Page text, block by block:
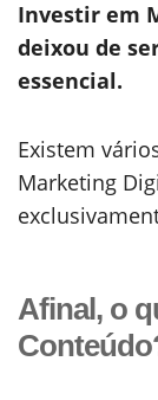
Investir em
deixou de
essencial.
Existem
Marketing
Afinal, o